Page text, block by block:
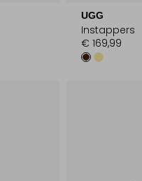
UGG
Instappers
€ 169,99